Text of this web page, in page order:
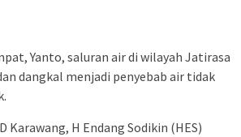
Yanto, saluran air di wilayah Jatirasa
dangkal menjadi penyebab air tidak
Karawang, H Endang Sodikin (HES)